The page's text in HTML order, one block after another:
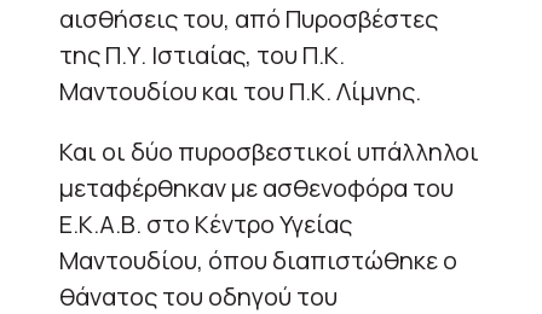
αισθήσεις του, από Πυροσβέστες
της Π.Υ. Ιστιαίας, του Π.Κ.
Μαντουδίου και του Π.Κ. Λίμνης.
Και οι δύο πυροσβεστικοί υπάλληλοι
μεταφέρθηκαν με ασθενοφόρα του
Ε.Κ.Α.Β. στο Κέντρο Υγείας
Μαντουδίου, όπου διαπιστώθηκε ο
θάνατος του οδηγού του